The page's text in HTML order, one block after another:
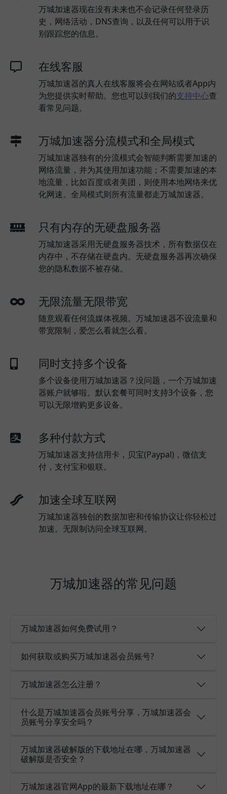
万城加速器现在没有未来也不会记录任何登录历
史，网络活动，DNS查询，以及任何可以用于识
别跟踪您的信息。
在线客服
万城加速器的真人在线客服将会在网站或者App内
为您提供实时帮助。您也可以到我们的支持中心查
看常见问题。
万城加速器分流模式和全局模式
万城加速器独有的分流模式会智能判断需要加速的
网络流量，并为其使用加速功能；不需要加速的本
地流量，比如百度或者美团，则使用本地网络来优
化网速。全局模式则所有流量都走万城加速器。
只有内存的无硬盘服务器
万城加速器采用无硬盘服务器技术，所有数据仅在
内存中，不存储在硬盘内。无硬盘服务器再次确保
您的隐私数据不被存储。
无限流量无限带宽
随意观看任何流媒体视频。万城加速器不设流量和
带宽限制，爱怎么看就怎么看。
同时支持多个设备
多个设备使用万城加速器？没问题，一个万城加速
器账户就够啦。默认套餐可同时支持3个设备，您
可以无限增购更多设备。
多种付款方式
万城加速器支持信用卡，贝宝(Paypal)，微信支
付，支付宝和银联。
加速全球互联网
万城加速器独创的数据加密和传输协议让你轻松过
加速。无限制访问全球互联网。
万城加速器的常见问题
万城加速器如何免费试用？
如何获取或购买万城加速器会员账号?
万城加速器怎么注册？
什么是万城加速器会员账号分享，万城加速器会
员账号分享安全吗？
万城加速器破解版的下载地址在哪，万城加速器
破解版是否安全？
万城加速器官网App的最新下载地址在哪？